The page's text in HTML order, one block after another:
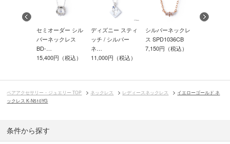
セミオーダー シル
バーネックレス
BD-…
15,400円（税込）
ディズニー スティ
ッチ / シルバー
ネ…
11,000円（税込）
シルバーネックレ
ス SPD1036CB
7,150円（税込）
ペアアクセサリー・ジュエリー TOP ネックレス レディースネックレス
イエローゴールド ネ
ックレス K-N510YG
条件から探す